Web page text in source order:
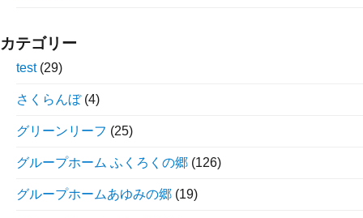
カテゴリー
test(29)
さくらんぼ(4)
グリーンリーフ (25)
グループホーム ふくろくの郷 (126)
グループホームあゆみの郷 (19)